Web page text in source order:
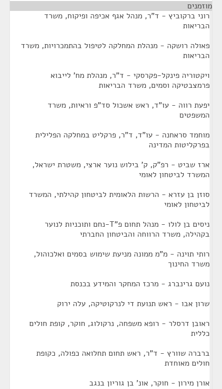
מוזמנים
רוני ברקוביץ - ד"ר, מנהל אגף אכיפה ופיקוח, משרד
הבריאות
פאולה רושקה - מנהלת המחלקה לטיפול בהתמכרויות, משרד
הבריאות
ויקטוריה פינקל-פקרסקי - ד"ר, מנהלת מח' לייבוא
פרמצבטיקה וסמים, משרד הבריאות
יפעת רווה - עו"ד, ראש אשכול סד"פ וראיות, משרד
המשפטים
מוחמד סראחנה - עו"ד, ד"ר, פרקליט במחלקה הפלילית
בפרקליטות המדינה
ארז שביט - רפ"ק, ק' בילוש נוער ארצי, משטרת ישראל,
המשרד לביטחון לאומי
סוזן בן עזרא - הרשות הלאומית לביטחון קהילתי, המשרד
לביטחון לאומי
ניסים בן לולו - מנהל תחום פ"T-נחם ותוכניות לנוער
בקהילה, משרד הרווחה והביטחון החברתי
רותי תוינה - מ"מ ממונה מניעת שימוש בסמים ואלכוהול,
משרד החינוך
נועם גרינברג - מרכז המחקר והמידע בכנסת
שרון אבו - ראש תנועת די לנרקוטיקה, עלה ירוק
ראובן דרסלר - רופא משפחה, נרקולוג, חוקר, קופת חולים
כללית
ברברה שוורץ - ד"ר, ראש תחום תחלואה כפולה, כקופת
חולים מאוחדת
אורן מירון - חוקר, אונ' בן גוריון בנגב